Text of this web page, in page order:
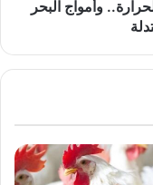
وأمواج البحر